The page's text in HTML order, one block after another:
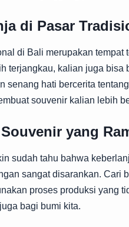
di Pasar
di Bali merupakan
terjangkau, kalian juga
senang hati bercerita
souvenir kalian lebih
yang
sudah tahu bahwa
sangat disarankan. Cari
proses produksi yang
bagi bumi kita.